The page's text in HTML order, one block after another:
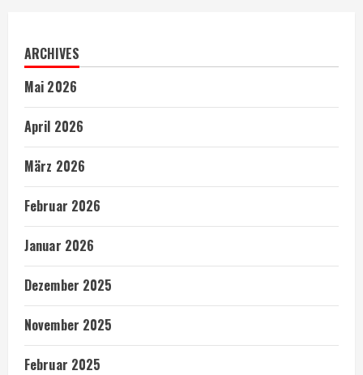
ARCHIVES
Mai 2026
April 2026
März 2026
Februar 2026
Januar 2026
Dezember 2025
November 2025
Februar 2025